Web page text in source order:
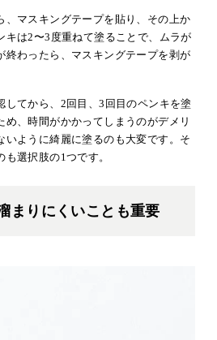
、マスキングテープを貼り、その上か
キは2〜3度重ねて塗ることで、ムラが
終わったら、マスキングテープを剥が
してから、2回目、3回目のペンキを塗
め、時間がかかってしまうのがデメリ
いように綺麗に塗るのも大変です。そ
選択肢の1つです。
まりにくいことも重要